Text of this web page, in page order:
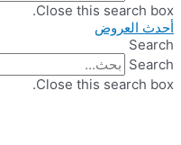
Close this search box.
أحدث العروض
Search
Search
Close this search box.